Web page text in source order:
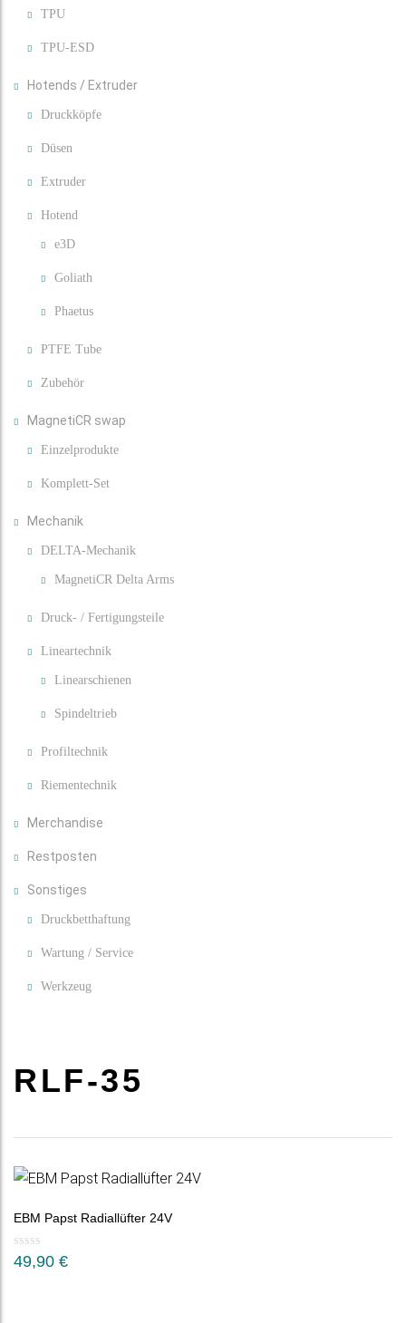
TPU
TPU-ESD
Hotends / Extruder
Druckköpfe
Düsen
Extruder
Hotend
e3D
Goliath
Phaetus
PTFE Tube
Zubehör
MagnetiCR swap
Einzelprodukte
Komplett-Set
Mechanik
DELTA-Mechanik
MagnetiCR Delta Arms
Druck- / Fertigungsteile
Lineartechnik
Linearschienen
Spindeltrieb
Profiltechnik
Riementechnik
Merchandise
Restposten
Sonstiges
Druckbetthaftung
Wartung / Service
Werkzeug
RLF-35
EBM Papst Radiallüfter 24V
49,90 €